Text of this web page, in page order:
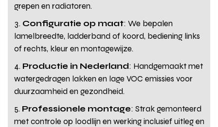
grepen en radiatoren.
Configuratie op maat: We bepalen
lamelbreedte, ladderband of koord, bediening links
of rechts, kleur en montagewijze.
Productie in Nederland: Handgemaakt met
watergedragen lakken en lage VOC emissies voor
duurzaamheid en gezondheid.
Professionele montage: Strak gemonteerd
met controle op loodlijn en werking inclusief uitleg en